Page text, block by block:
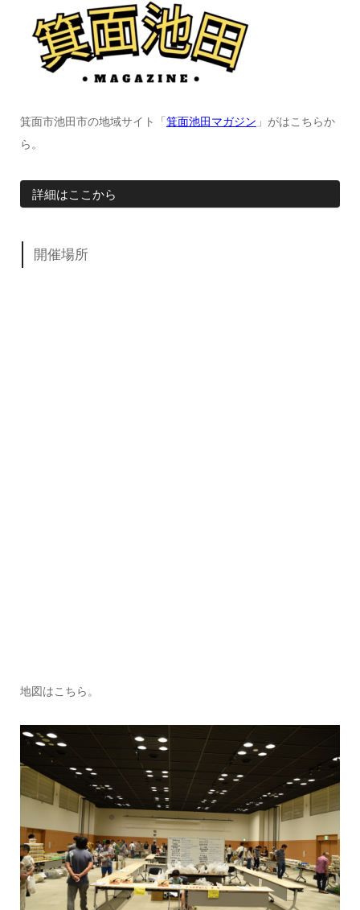
箕面市池田市の地域サイト「 箕面池田マガジン 」がはこちらか
ら。
詳細はここから
開催場所
地図はこちら。